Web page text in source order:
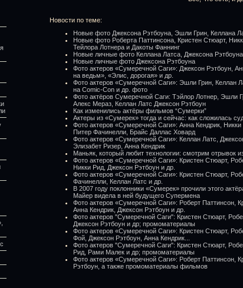
Новости по теме:
Новые фото Джексона Рэтбоуна, Эшли Грин, Келлана
Новые фото Роберта Паттинсона, Кристен Стюарт,
Тейлора Лотнера и Дакоты Фаннинг
Новые личные фото Келлана Латса, Джексона
Новые личные фото Джексона Рэтбоуна
Фото актеров «Сумеречной Саги»: Джексон Рэтбоун,
на ведьм», «Элис, дорогая» и др.
Фото актеров «Сумеречной Саги»: Эшли Грин, Келлан
на Comic-Con и др. фото
Фото актёров Сумеречной Саги: Тэйлор Лотнер, Эшли
Алекс Мераз, Келлан Латс Джексон Рэтбоун
Как изменились актёры фильмов “Сумерки”
Актеры из «Сумерек» тогда и сейчас: как сложилась
Фото актеров «Сумеречной Саги»: Анна Кендрик,
Питер Фачинелли, Брайс Даллас Ховард
Фото актеров «Сумеречной Саги»: Келлан Латс,
Элизабет Ризер, Анна Кендрик
Маньяк, который любит технологии: смотрим отрывок
Фото актеров «Сумеречной Саги»: Кристен Стюарт,
Никки Рид, Джексон Рэтбоун и др.
Фото актеров «Сумеречной Саги»: Кристен Стюарт,
Фачинелли, Келлан Латс и др.
В 2007 году поклонники «Сумерек» прочили этого
Майер видела в ней будущего Супермена
Фото актеров «Сумеречной Саги»: Роберт Паттинсон,
Анна Кендрик, Джексон Рэтбоун и др.
Фото актеров "Сумеречной Саги": Кристен Стюарт,
Джексон Рэтбоун и др; промоматериалы
Фото актеров «Сумеречной Саги»: Кристен Стюарт,
Фой, Джексон Рэтбоун, Анна Кендрик...
Фото актеров "Сумеречной Саги": Кристен Стюарт,
Рид, Рами Малек и др; промоматериалы
Фото актеров «Сумеречной Саги»: Роберт Паттинсон,
Рэтбоун, а также промоматериалы фильмов